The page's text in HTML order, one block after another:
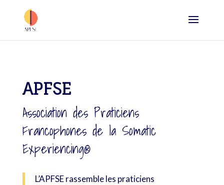
APFSE
Association des Praticiens
Francophones de la Somatic
Experiencing®
L’APFSE rassemble les praticiens